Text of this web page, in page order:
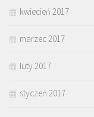
kwiecień 2017
marzec 2017
luty 2017
styczeń 2017